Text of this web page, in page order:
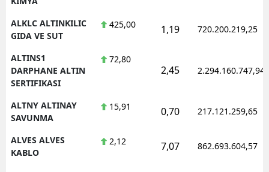
ALKLC ALTINKILIC
GIDA VE SUT
425,00 1,19 720.200.219,25
ALTINS1
DARPHANE ALTIN
SERTIFIKASI
72,80
2,45 2.294.160.747,94
ALTNY ALTINAY
SAVUNMA
15,91 0,70 217.121.259,65
ALVES ALVES
KABLO
2,12 7,07 862.693.604,57